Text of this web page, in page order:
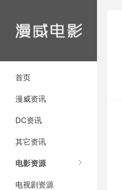
首页
漫威资讯
DC资讯
其它资讯
电影资源
电视剧资源